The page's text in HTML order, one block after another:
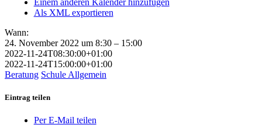
Als XML exportieren
Wann:
24. November 2022 um 8:30 – 15:00
2022-11-24T08:30:00+01:00
2022-11-24T15:00:00+01:00
Beratung Schule Allgemein
Eintrag teilen
Per E-Mail teilen